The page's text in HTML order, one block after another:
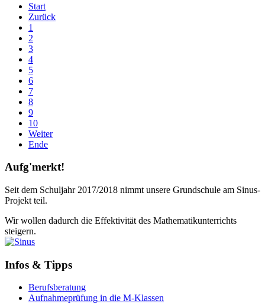
Start
Zurück
1
2
3
4
5
6
7
8
9
10
Weiter
Ende
Aufg'merkt!
Seit dem Schuljahr 2017/2018 nimmt unsere Grundschule am Sinus-
Projekt teil.
Wir wollen dadurch die Effektivität des Mathematikunterrichts
steigern.
Infos & Tipps
Berufsberatung
Aufnahmeprüfung in die M-Klassen